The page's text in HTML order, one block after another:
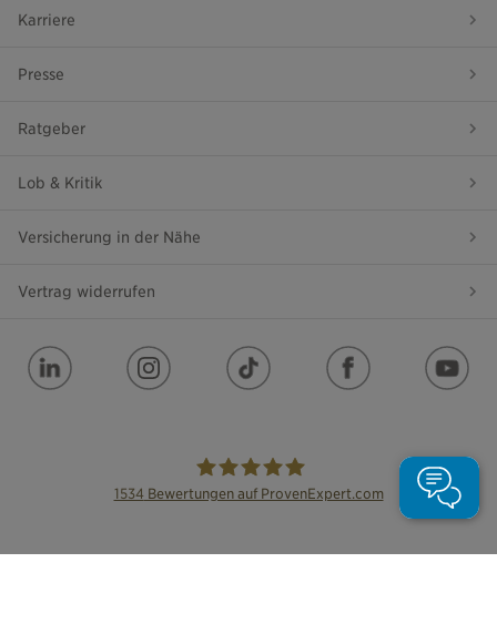
Karriere
Presse
Ratgeber
Lob & Kritik
Versicherung in der Nähe
Vertrag widerrufen
1534 Bewertungen auf ProvenExpert.com